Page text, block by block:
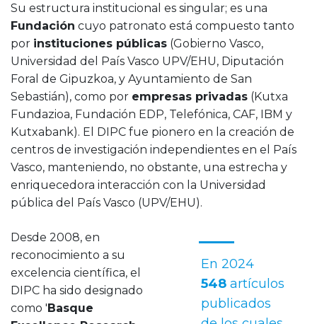
Su estructura institucional es singular; es una
Fundación cuyo patronato está compuesto tanto
por instituciones públicas (Gobierno Vasco,
Universidad del País Vasco UPV/EHU, Diputación
Foral de Gipuzkoa, y Ayuntamiento de San
Sebastián), como por empresas privadas (Kutxa
Fundazioa, Fundación EDP, Telefónica, CAF, IBM y
Kutxabank). El DIPC fue pionero en la creación de
centros de investigación independientes en el País
Vasco, manteniendo, no obstante, una estrecha y
enriquecedora interacción con la Universidad
pública del País Vasco (UPV/EHU).
En 2024
548artículos
publicados
Desde 2008, en
reconocimiento a su
excelencia científica, el
DIPC ha sido designado
como 'Basque